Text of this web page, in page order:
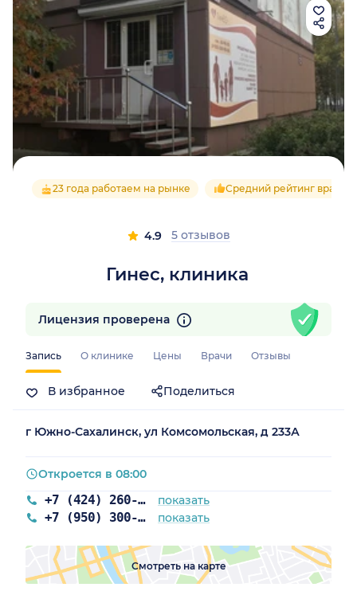
Гинес, клиника
23 года работаем на рынке Средний рейтинг врачей
4.9 5 отзывов
Запись О клинике Цены Врачи Отзывы
В избранное Поделиться
Лицензия проверена
г Южно-Сахалинск, ул Комсомольская, д 233А
+7 (424) 260-90-80 показать
+7 (950) 300-90-80 показать
Откроется в 08:00
Смотреть на карте